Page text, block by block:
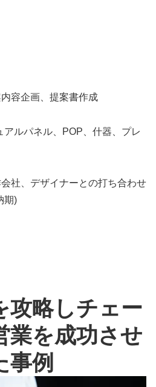
容企画、提案書作成
アルパネル、POP、什器、プレ
社、デザイナーとの打ち合わせ
期)
攻略しチェー
業を成功させ
事例